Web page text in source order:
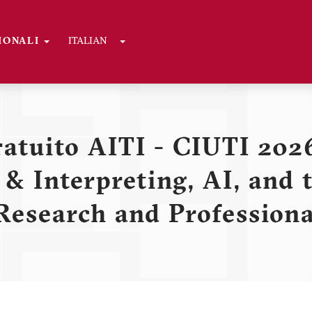
ITALIAN Toggle Dropdown
AITI - CIUTI
Interpreting, AI, and
and